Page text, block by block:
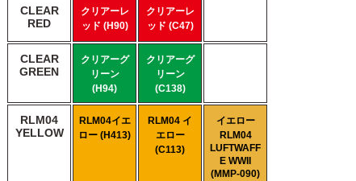
CLEAR
RED
クリアーレ
ッド (H90)
クリアーレ
ッド (C47)
CLEAR
GREEN
クリアーグ
リーン
(H94)
クリアーグ
リーン
(C138)
RLM04
YELLOW
RLM04イエ
ロー (H413)
RLM04 イ
エロー
(C113)
イエロー
RLM04
LUFTWAFF
E WWII
(MMP-090)